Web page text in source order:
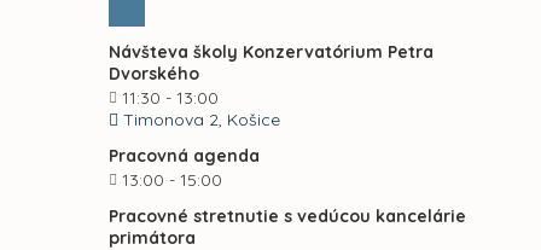
Návšteva školy Konzervatórium Petra
Dvorského
11:30 - 13:00
Timonova 2, Košice
Pracovná agenda
13:00 - 15:00
Pracovné stretnutie s vedúcou kancelárie
primátora